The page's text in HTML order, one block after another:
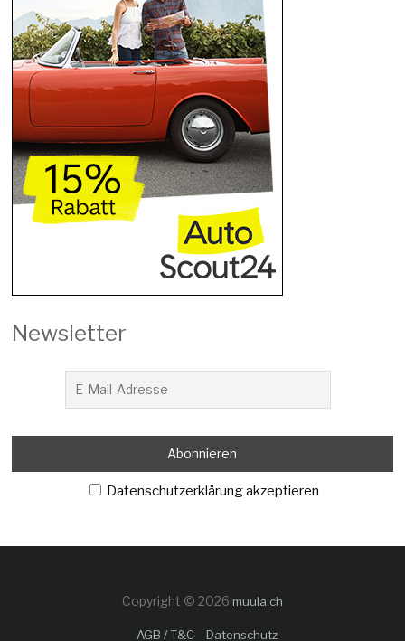
Newsletter
Datenschutzerklärung akzeptieren
Copyright © 2026 muula.ch
AGB / T&C Datenschutz